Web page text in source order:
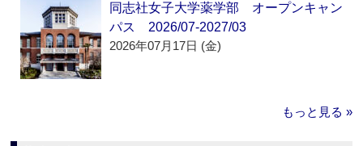
同志社女子大学薬学部 オープンキャン
パス 2026/07-2027/03
2026年07月17日 (金)
もっと見る »